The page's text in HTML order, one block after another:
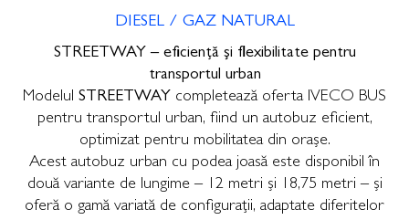
DIESEL / GAZ NATURAL
STREETWAY – eficiență și flexibilitate pentru
transportul urban
Modelul STREETWAY completează oferta IVECO BUS
pentru transportul urban, fiind un autobuz eficient,
optimizat pentru mobilitatea din orașe.
Acest autobuz urban cu podea joasă este disponibil în
două variante de lungime – 12 metri și 18,75 metri – și
oferă o gamă variată de configurații, adaptate diferitelor